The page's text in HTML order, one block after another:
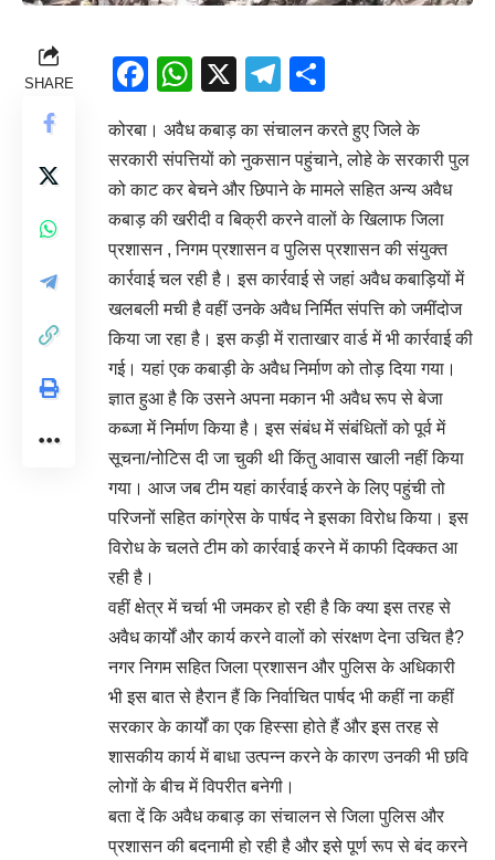
SHARE Facebook
WhatsApp
X Telegram
कोरबा। अवैध कबाड़ का संचालन करते हुए जिले के
सरकारी संपत्तियों को नुकसान पहुंचाने, लोहे के सरकारी पुल
को काट कर बेचने और छिपाने के मामले सहित अन्य अवैध
कबाड़ की खरीदी व बिक्री करने वालों के खिलाफ जिला
प्रशासन , निगम प्रशासन व पुलिस प्रशासन की संयुक्त
कार्रवाई चल रही है। इस कार्रवाई से जहां अवैध कबाड़ियों में
खलबली मची है वहीं उनके अवैध निर्मित संपत्ति को जमींदोज
किया जा रहा है। इस कड़ी में राताखार वार्ड में भी कार्रवाई की
गई। यहां एक कबाड़ी के अवैध निर्माण को तोड़ दिया गया।
ज्ञात हुआ है कि उसने अपना मकान भी अवैध रूप से बेजा
कब्जा में निर्माण किया है। इस संबंध में संबंधितों को पूर्व में
सूचना/नोटिस दी जा चुकी थी किंतु आवास खाली नहीं किया
गया। आज जब टीम यहां कार्रवाई करने के लिए पहुंची तो
परिजनों सहित कांग्रेस के पार्षद ने इसका विरोध किया। इस
विरोध के चलते टीम को कार्रवाई करने में काफी दिक्कत आ
रही है।
वहीं क्षेत्र में चर्चा भी जमकर हो रही है कि क्या इस तरह से
अवैध कार्यों और कार्य करने वालों को संरक्षण देना उचित है?
नगर निगम सहित जिला प्रशासन और पुलिस के अधिकारी
भी इस बात से हैरान हैं कि निर्वाचित पार्षद भी कहीं ना कहीं
सरकार के कार्यों का एक हिस्सा होते हैं और इस तरह से
शासकीय कार्य में बाधा उत्पन्न करने के कारण उनकी भी छवि
लोगों के बीच में विपरीत बनेगी।
बता दें कि अवैध कबाड़ का संचालन से जिला पुलिस और
प्रशासन की बदनामी हो रही है और इसे पूर्ण रूप से बंद करने